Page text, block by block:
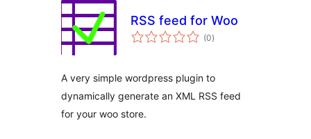
RSS feed for Woo
(0totaal
waarderingen
)
A very simple wordpress plugin to
dynamically generate an XML RSS feed
for your woo store.